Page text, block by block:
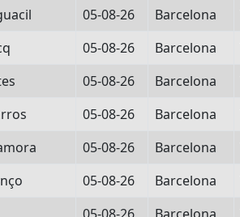
05-08-26 Barcelona
05-08-26 Barcelona
05-08-26 Barcelona
05-08-26 Barcelona
05-08-26 Barcelona
05-08-26 Barcelona